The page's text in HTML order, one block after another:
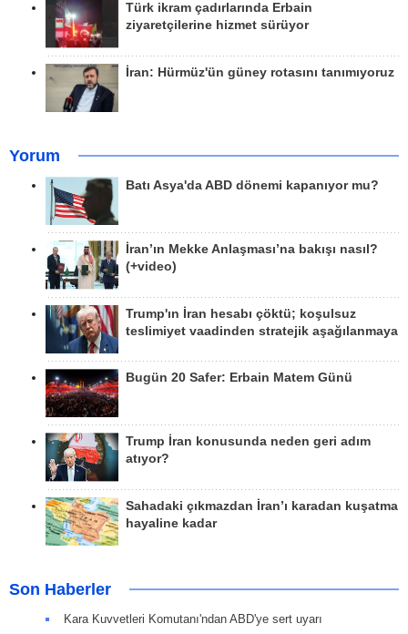
Türk ikram çadırlarında Erbain
ziyaretçilerine hizmet sürüyor
İran: Hürmüz'ün güney rotasını tanımıyoruz
Yorum
Batı Asya'da ABD dönemi kapanıyor mu?
İran’ın Mekke Anlaşması’na bakışı nasıl?
(+video)
Trump'ın İran hesabı çöktü; koşulsuz
teslimiyet vaadinden stratejik aşağılanmaya
Bugün 20 Safer: Erbain Matem Günü
Trump İran konusunda neden geri adım
atıyor?
Sahadaki çıkmazdan İran’ı karadan kuşatma
hayaline kadar
Son Haberler
Kara Kuvvetleri Komutanı'ndan ABD'ye sert uyarı